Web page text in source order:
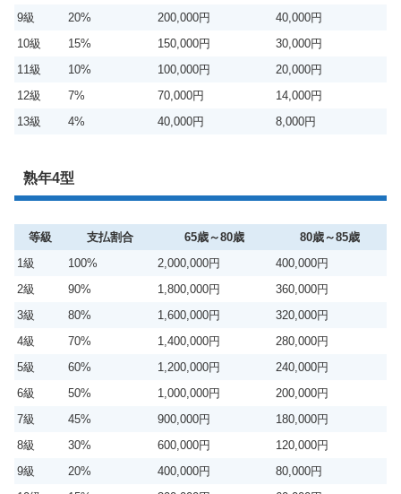
9級
20% 200,000円
40,000円
10級
15% 150,000円
30,000円
11級
10% 100,000円
20,000円
12級
7% 70,000円
14,000円
13級
4% 40,000円 8,000円
熟年4型
等級 支払割合 65歳～80歳
80歳～85歳
1級
100% 2,000,000円
400,000円
2級
90% 1,800,000円
360,000円
3級
80% 1,600,000円
320,000円
4級
70% 1,400,000円
280,000円
5級
60% 1,200,000円
240,000円
6級
50% 1,000,000円
200,000円
7級
45% 900,000円
180,000円
8級
30% 600,000円
120,000円
9級
20% 400,000円
80,000円